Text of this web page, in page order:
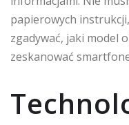
papierowych
zgadywać, jaki model
zeskanować